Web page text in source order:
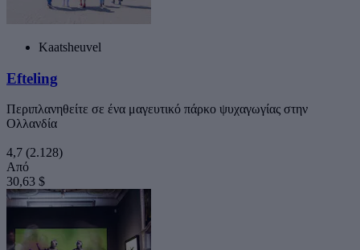
Kaatsheuvel
Efteling
Περιπλανηθείτε σε ένα μαγευτικό πάρκο ψυχαγωγίας στην
Ολλανδία
4,7 (2.128)
Από
30,63 $